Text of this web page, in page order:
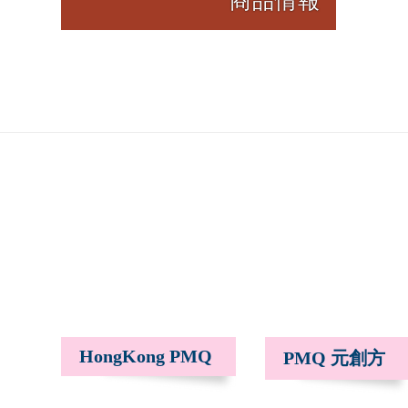
HongKong PMQ PMQ 元創方